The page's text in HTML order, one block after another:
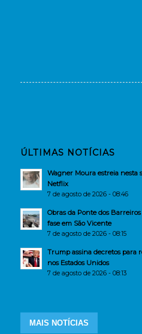
ÚLTIMAS NOTÍCIAS
Wagner Moura estreia nesta
Netflix
7 de agosto de 2026 - 08:46
Obras da Ponte dos
fase em São Vicente
7 de agosto de 2026 - 08:15
Trump assina decretos para
nos Estados Unidos
7 de agosto de 2026 - 08:13
MAIS NOTÍCIAS